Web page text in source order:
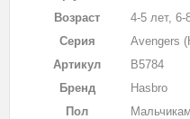
Возраст
4-5 лет, 6-
Серия
Avengers
Артикул
B5784
Бренд
Hasbro
Пол
Мальчикам